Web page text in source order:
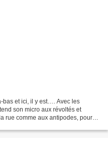
bas et ici, il y est…. Avec les
son micro aux révoltés et
rue comme aux antipodes, pour